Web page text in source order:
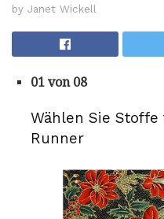
by Janet Wickell
01 von 08
Wählen Sie
Runner